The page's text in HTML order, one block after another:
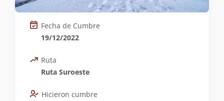
Fecha de Cumbre
19/12/2022
Ruta
Ruta Suroeste
Hicieron cumbre